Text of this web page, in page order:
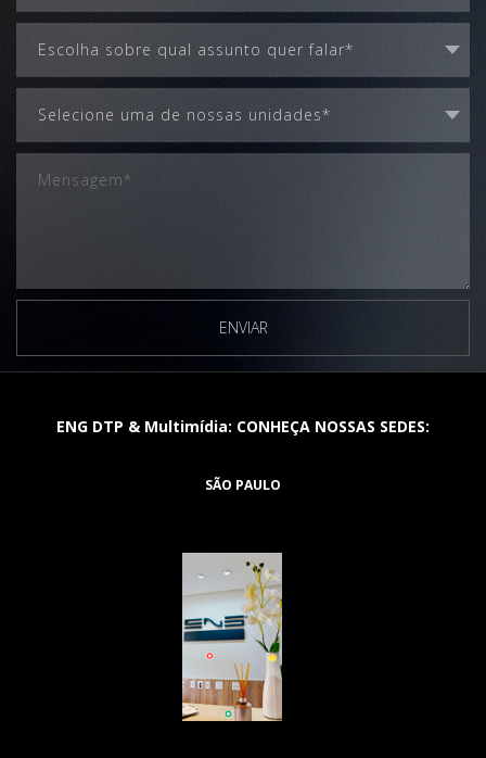
ENVIAR
ENG DTP & Multimídia: CONHEÇA NOSSAS SEDES:
SÃO PAULO